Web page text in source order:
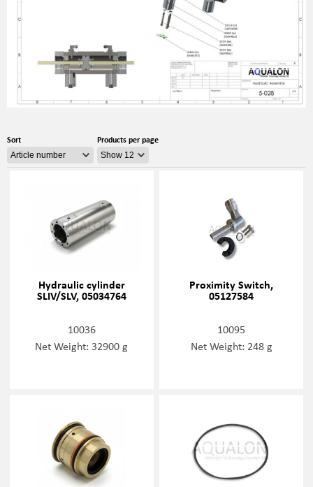
Sort Products per page
Hydraulic cylinder
SLIV/SLV, 05034764
10036
Net Weight: 32900 g
Proximity Switch,
05127584
10095
Net Weight: 248 g